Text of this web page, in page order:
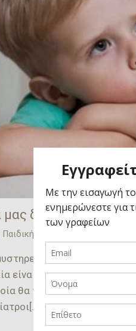
δεν πίνουν
Παιδική ΔΙατροφή
με άγχος ότι
είναι σημαντικό η
θα του διασφαλίσουν